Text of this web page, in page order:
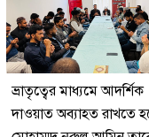
ভ্রাতৃত্বের মাধ্যমে আদর্শিক
দাওয়াত অব্যাহত রাখতে